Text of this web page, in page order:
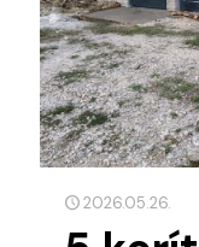
2026.05.26.